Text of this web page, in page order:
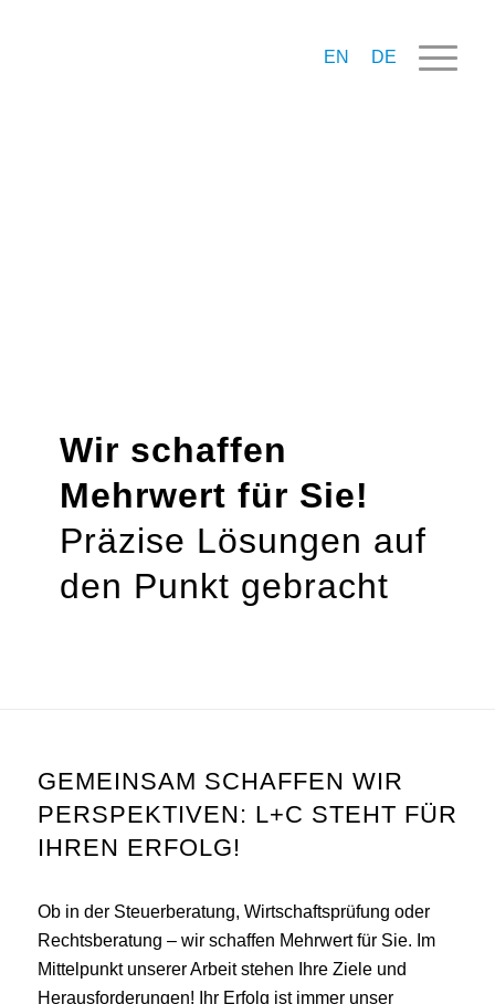
EN DE
Wir schaffen
Mehrwert für Sie!
Präzise Lösungen auf
den Punkt gebracht
GEMEINSAM SCHAFFEN WIR
PERSPEKTIVEN: L+C STEHT FÜR
IHREN ERFOLG!
Ob in der Steuerberatung, Wirtschaftsprüfung oder
Rechtsberatung – wir schaffen Mehrwert für Sie. Im
Mittelpunkt unserer Arbeit stehen Ihre Ziele und
Herausforderungen! Ihr Erfolg ist immer unser